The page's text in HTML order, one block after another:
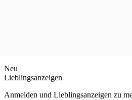
Neu
Lieblingsanzeigen
Anmelden und Lieblingsanzeigen zu